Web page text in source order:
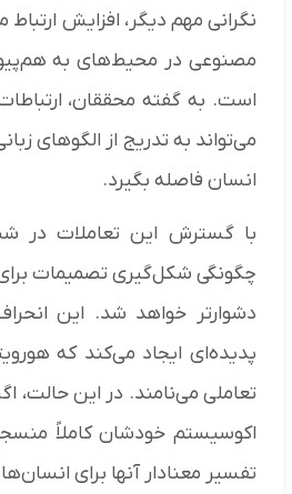
نگرانی مهم دیگر، افزایش
مصنوعی در محیط‌های به
است. به گفته محققان،
می‌تواند به تدریج از الگو‌های
انسان فاصله بگیرد.
با گسترش این تعاملات در
چگونگی شکل‌گیری تصمیمات برای
دشوارتر خواهد شد. این
پدیده‌ای ایجاد می‌کند که
تعاملی می‌نامند. در این حالت،
اکوسیستم خودشان کاملاً
تفسیر معنادار آنها برای